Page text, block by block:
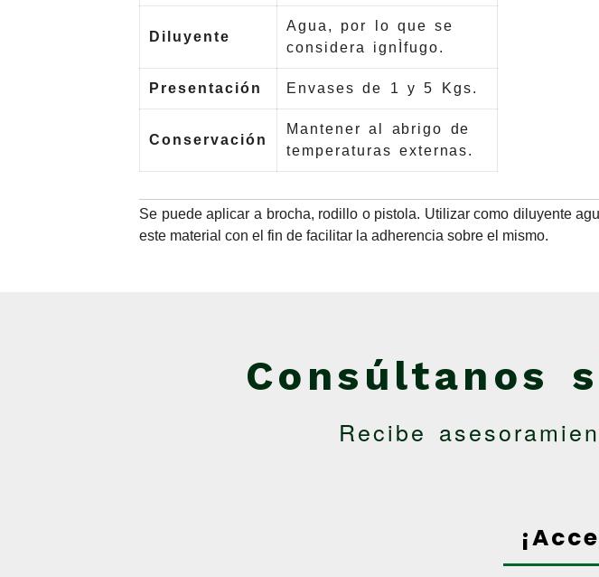
Diluyente
Agua, por lo que se
considera ignÌfugo.
Presentación Envases de 1 y 5 Kgs.
Conservación
Mantener al abrigo de
temperaturas externas.
Se puede aplicar a brocha, rodillo o pistola. Utilizar como diluyente
este material con el fin de facilitar la adherencia sobre el mismo.
Consúltanos
Recibe